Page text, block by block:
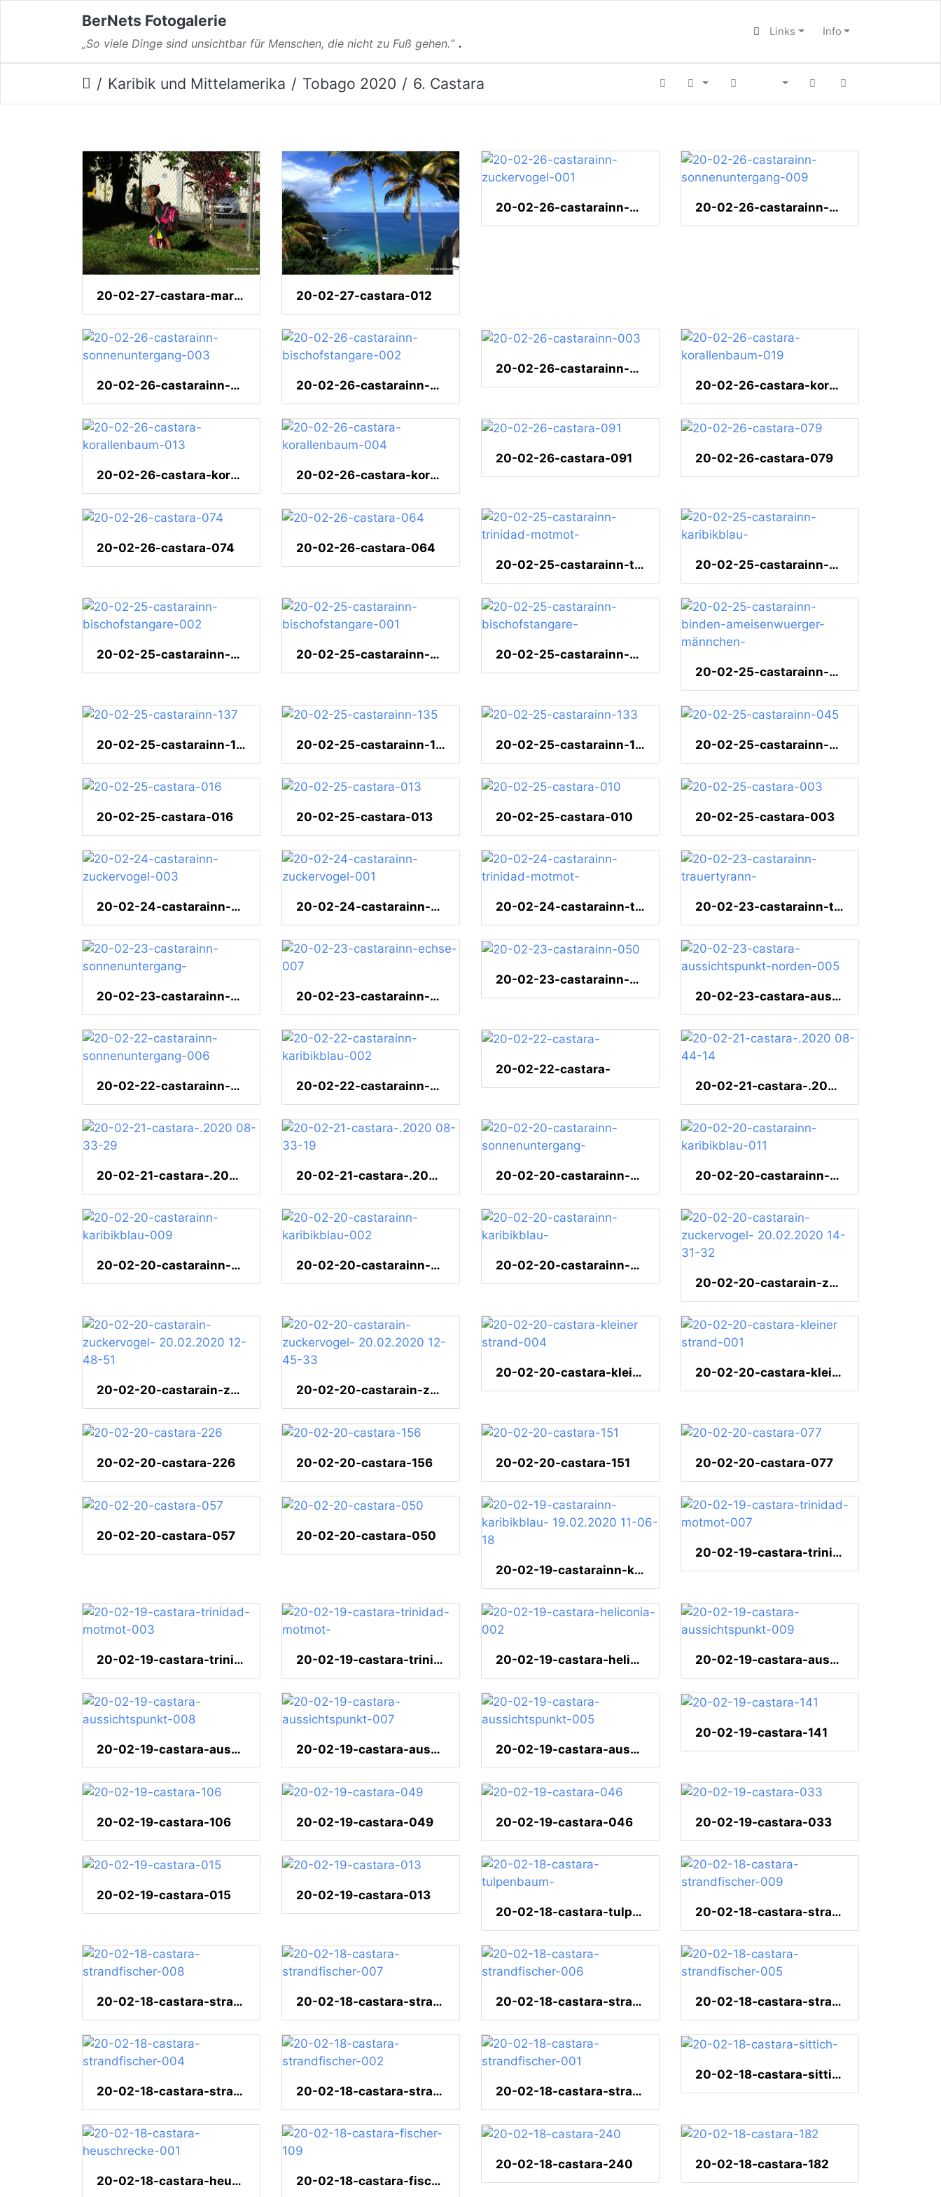
BerNets Fotogalerie
„So viele Dinge sind unsichtbar für Menschen, die nicht zu Fuß gehen.“ .
Links Info
Karibik und Mittelamerika Tobago 2020 6. Castara
20-02-27-castara-marguarites- 20-02-27-castara-012
20-02-26-castarainn-zuckervogel-001 20-02-26-castarainn-sonnenuntergang-009
20-02-26-castarainn-sonnenuntergang-003 20-02-26-castarainn-bischofstangare-002
20-02-26-castarainn-003
20-02-26-castara-korallenbaum-019
20-02-26-castara-korallenbaum-013 20-02-26-castara-korallenbaum-004
20-02-26-castara-091 20-02-26-castara-079
20-02-26-castara-074
20-02-26-castara-064
20-02-25-castarainn-trinidad-motmot-
20-02-25-castarainn-karibikblau-
20-02-25-castarainn-bischofstangare-002 20-02-25-castarainn-bischofstangare-001
20-02-25-castarainn-bischofstangare-
20-02-25-castarainn-binden-ameisenwuerger-männchen-
20-02-25-castarainn-137 20-02-25-castarainn-135 20-02-25-castarainn-133 20-02-25-castarainn-045
20-02-25-castara-016 20-02-25-castara-013 20-02-25-castara-010 20-02-25-castara-003
20-02-24-castarainn-zuckervogel-003 20-02-24-castarainn-zuckervogel-001 20-02-24-castarainn-trinidad-motmot- 20-02-23-castarainn-trauertyrann-
20-02-23-castarainn-sonnenuntergang- 20-02-23-castarainn-echse-007
20-02-23-castarainn-050
20-02-23-castara-aussichtspunkt-norden-005
20-02-22-castarainn-sonnenuntergang-006 20-02-22-castarainn-karibikblau-002
20-02-22-castara-
20-02-21-castara-.2020 08-44-14
20-02-21-castara-.2020 08-33-29 20-02-21-castara-.2020 08-33-19 20-02-20-castarainn-sonnenuntergang- 20-02-20-castarainn-karibikblau-011
20-02-20-castarainn-karibikblau-009 20-02-20-castarainn-karibikblau-002
20-02-20-castarainn-karibikblau-
20-02-20-castarain-zuckervogel- 20.02.2020 14-31-32
20-02-20-castarain-zuckervogel- 20.02.2020 12-48-51 20-02-20-castarain-zuckervogel- 20.02.2020 12-45-33
20-02-20-castara-kleiner strand-004 20-02-20-castara-kleiner strand-001
20-02-20-castara-226 20-02-20-castara-156 20-02-20-castara-151 20-02-20-castara-077
20-02-20-castara-057 20-02-20-castara-050
20-02-19-castarainn-karibikblau- 19.02.2020 11-06-18
20-02-19-castara-trinidad-motmot-007
20-02-19-castara-trinidad-motmot-003 20-02-19-castara-trinidad-motmot- 20-02-19-castara-heliconia-002 20-02-19-castara-aussichtspunkt-009
20-02-19-castara-aussichtspunkt-008 20-02-19-castara-aussichtspunkt-007 20-02-19-castara-aussichtspunkt-005
20-02-19-castara-141
20-02-19-castara-106 20-02-19-castara-049 20-02-19-castara-046 20-02-19-castara-033
20-02-19-castara-015
20-02-19-castara-013
20-02-18-castara-tulpenbaum-
20-02-18-castara-strandfischer-009
20-02-18-castara-strandfischer-008 20-02-18-castara-strandfischer-007 20-02-18-castara-strandfischer-006 20-02-18-castara-strandfischer-005
20-02-18-castara-strandfischer-004 20-02-18-castara-strandfischer-002 20-02-18-castara-strandfischer-001
20-02-18-castara-sittich-
20-02-18-castara-heuschrecke-001 20-02-18-castara-fischer-109
20-02-18-castara-240 20-02-18-castara-182